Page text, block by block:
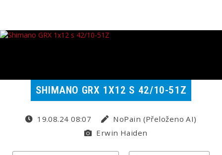
SHIMANO GRX 1X12 S 42/10-51Z
19.08.24 08:07
NoPain (Přeloženo AI)
Erwin Haiden